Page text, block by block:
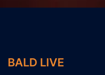
BALD LIVE